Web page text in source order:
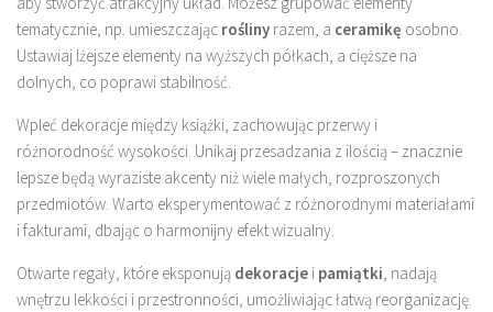
tematycznie, np. umieszczając rośliny razem, a ceramikę osobno.
Ustawiaj lżejsze elementy na wyższych półkach, a cięższe na
dolnych, co poprawi stabilność.
Wpleć dekoracje między książki, zachowując przerwy i
różnorodność wysokości. Unikaj przesadzania z ilością – znacznie
lepsze będą wyraziste akcenty niż wiele małych, rozproszonych
przedmiotów. Warto eksperymentować z różnorodnymi materiałami
i fakturami, dbając o harmonijny efekt wizualny.
Otwarte regały, które eksponują dekoracje i pamiątki, nadają
wnętrzu lekkości i przestronności, umożliwiając łatwą reorganizację.